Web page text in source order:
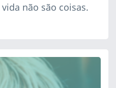
não são coisas.